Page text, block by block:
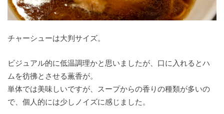
チャーシューは大判サイズ。
ビジュアル的に低温調理かと思いましたが、口に入れるとハ
ムを彷彿とさせる薫香が。
単体では美味しいですが、スープからの香りの種類が多いの
で、個人的には少しノイズに感じました。